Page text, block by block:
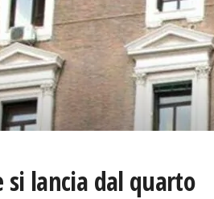
si lancia dal quarto